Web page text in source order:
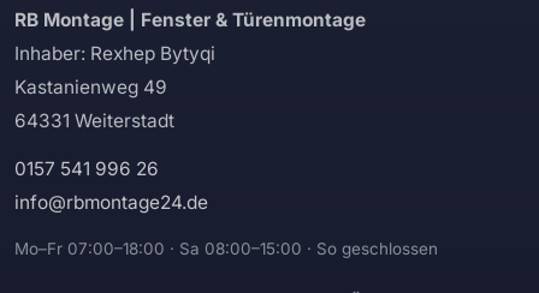
RB Montage | Fenster & Türenmontage
Inhaber: Rexhep Bytyqi
Kastanienweg 49
64331 Weiterstadt
0157 541 996 26
info@rbmontage24.de
Mo–Fr 07:00–18:00 · Sa 08:00–15:00 · So geschlossen